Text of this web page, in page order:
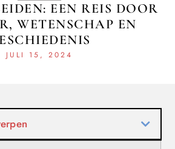
EEN REIS DOOR
WETENSCHAP EN
JULI 15, 2024